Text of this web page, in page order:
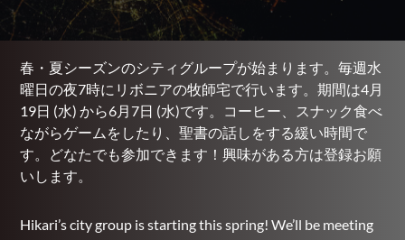
春・夏シーズンのシティグループが始まります。毎週水
曜日の夜7時にリボニアの牧師宅で行います。期間は4月
19日 (水) から6月7日 (水)です。コーヒー、スナック食べ
ながらゲームをしたり、聖書の話しをする緩い時間で
す。どなたでも参加できます！興味がある方は登録お願
いします。
Hikari’s city group is starting this spring! We’ll be meeting